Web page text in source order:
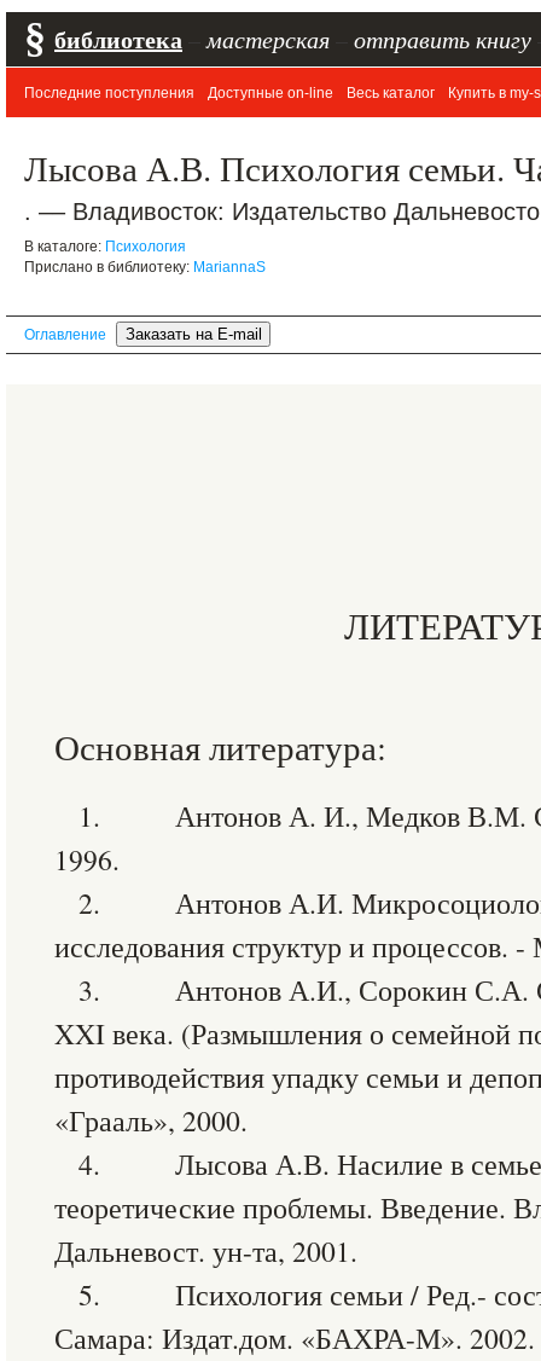
§ библиотека мастерская отправить книгу
Последние поступления Доступные on-line Весь каталог Купить в my-
Лысова А.В. Психология семьи.
. –– Владивосток: Издательство
В каталоге: Психология
Прислано в библиотеку: MariannaS
Оглавление
Основная литература:
1. Антонов А. И., Медков В.М.
1996.
2. Антонов А.И.
исследования структур и процессов.
3. Антонов А.И., Сорокин С.А.
XXI века. (Размышления о семейной
противодействия упадку семьи и
«Грааль», 2000.
4. Лысова А.В. Насилие в
теоретические проблемы. Введение.
Дальневост. ун-та, 2001.
5. Психология семьи / Ред.-
Самара: Издат.дом. «БАХРА-М». 2002.